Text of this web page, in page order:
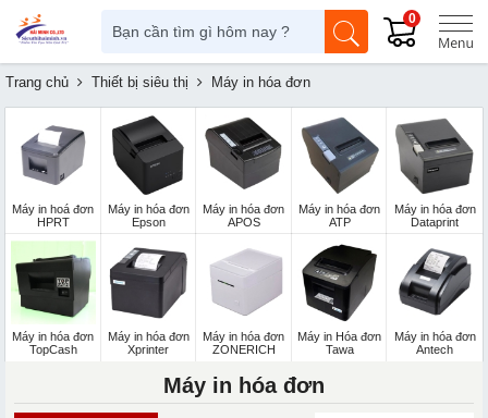
0
Trang chủ Thiết bị siêu thị Máy in hóa đơn
Máy in hoá đơn
HPRT
Máy in hóa đơn
Epson
Máy in hóa đơn
APOS
Máy in hóa đơn
ATP
Máy in hóa đơn
Dataprint
Máy in hóa đơn
TopCash
Máy in hóa đơn
Xprinter
Máy in hóa đơn
ZONERICH
Máy in Hóa đơn
Tawa
Máy in hóa đơn
Antech
Máy in hóa đơn